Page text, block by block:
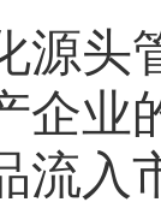
源头
企业
流入